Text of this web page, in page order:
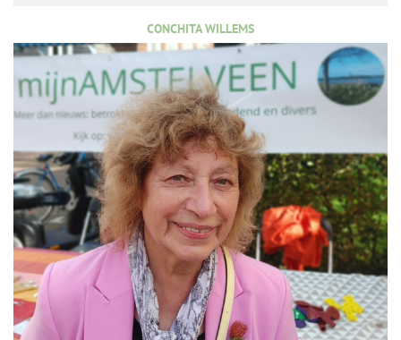
CONCHITA WILLEMS